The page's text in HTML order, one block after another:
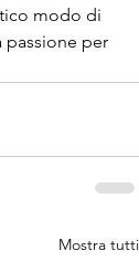
modo di
passione per
Mostra tutti